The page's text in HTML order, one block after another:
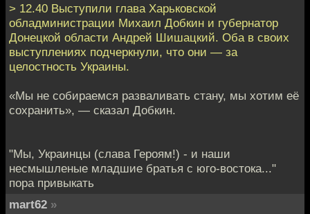
> 12.40 Выступили глава Харьковской
обладминистрации Михаил Добкин и губернатор
Донецкой области Андрей Шишацкий. Оба в своих
выступлениях подчеркнули, что они — за
целостность Украины.
«Мы не собираемся разваливать стану, мы хотим её
сохранить», — сказал Добкин.
"Мы, Украинцы (слава Героям!) - и наши
несмышленые младшие братья с юго-востока..."
пора привыкать
mart62 »